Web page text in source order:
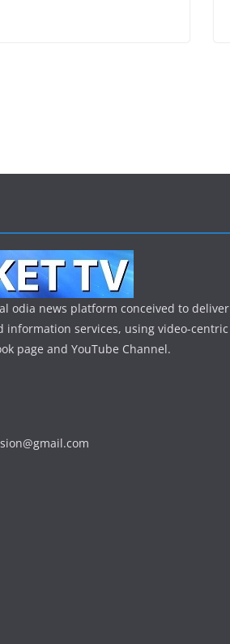
odia news platform conceived to deliver
information services, using video-centric
page and YouTube Channel.